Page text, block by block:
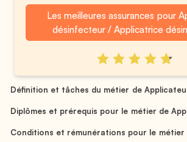
Les meilleures assurances pour
désinfecteur / Applicatrice
Définition et tâches du métier de
Diplômes et prérequis pour le métier de
Conditions et rémunérations pour le métier